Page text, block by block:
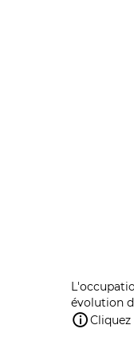
évolution